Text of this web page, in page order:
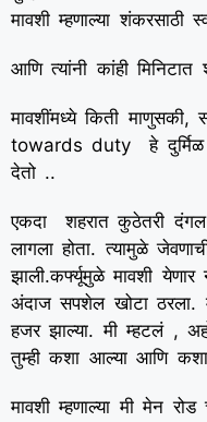
मावशी म्हणाल्या
आणि त्यांनी कांही
मावशींमध्ये किती
towards duty हे दुर्मिळ
देतो ..
एकदा शहरात कुठेतरी दंगल
लागला होता. त्यामुळे
झाली.कर्फ्यूमुळे मावशी
अंदाज सपशेल खोटा ठरला.
हजर झाल्या. मी म्हटलं ,
तुम्ही कशा आल्या आणि
मावशी म्हणाल्या मी मेन